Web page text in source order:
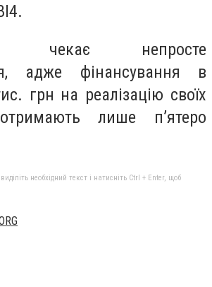
чекає непросте
адже фінансування в
грн на реалізацію своїх
отримають лише п’ятеро
необхідний текст і натисніть Ctrl + Enter, щоб